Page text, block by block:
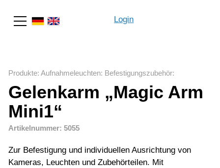
Login
Produkte: Aufnahmeleuchten: Befestigungszubehör:
Gelenkarm „Magic Arm
Mini1“
Artikelnummer: 5055
Zur Befestigung und individuellen Ausrichtung von
Kameras, Leuchten und Zubehörteilen. Mit